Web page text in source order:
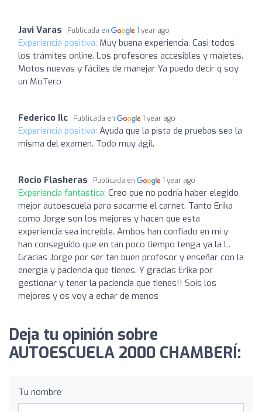
Javi Varas Publicada en 1 year ago
Experiencia positiva: Muy buena experiencia. Casi todos
los trámites online. Los profesores accesibles y majetes.
Motos nuevas y fáciles de manejar Ya puedo decir q soy
un MoTero
Federico Ilc Publicada en 1 year ago
Experiencia positiva: Ayuda que la pista de pruebas sea la
misma del examen. Todo muy ágil.
Rocio Flasheras Publicada en 1 year ago
Experiencia fantástica: Creo que no podría haber elegido
mejor autoescuela para sacarme el carnet. Tanto Erika
como Jorge son los mejores y hacen que esta
experiencia sea increíble. Ambos han confiado en mí y
han conseguido que en tan poco tiempo tenga ya la L.
Gracias Jorge por ser tan buen profesor y enseñar con la
energía y paciencia que tienes. Y gracias Erika por
gestionar y tener la paciencia que tienes!! Sois los
mejores y os voy a echar de menos
Deja tu opinión sobre
AUTOESCUELA 2000 CHAMBERÍ:
Tu nombre